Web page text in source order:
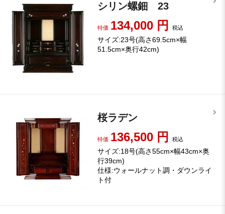
シリン螺鈿 23
特価 134,000 円税込
サイズ:23号(高さ69.5cm×幅
51.5cm×奥行42cm)
桜ラデン
特価 136,500 円税込
サイズ:18号(高さ55cm×幅43cm×奥
行39cm)
仕様:ウォールナット調・ダウンライ
ト付